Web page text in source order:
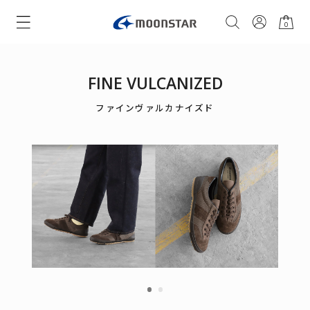
0
FINE VULCANIZED
ファインヴァルカナイズド